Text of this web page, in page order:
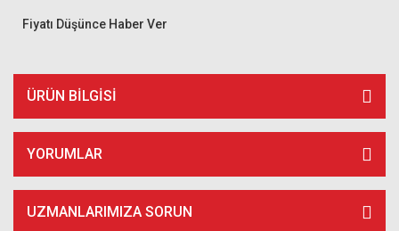
Fiyatı Düşünce Haber Ver
ÜRÜN BILGISI
YORUMLAR
UZMANLARIMIZA SORUN